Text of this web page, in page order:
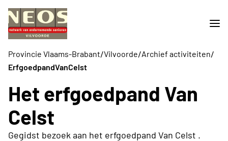
Provincie Vlaams-Brabant/Vilvoorde/Archief activiteiten/
ErfgoedpandVanCelst
Het erfgoedpand Van
Celst
Gegidst bezoek aan het erfgoedpand Van Celst .